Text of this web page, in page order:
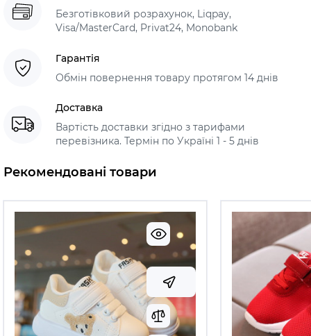
Безготівковий розрахунок, Liqpay,
Visa/MasterCard, Privat24, Monobank
Гарантія
Обмін повернення товару протягом 14 днів
Доставка
Вартість доставки згідно з тарифами
перевізника. Термін по Україні 1 - 5 днів
Рекомендовані товари